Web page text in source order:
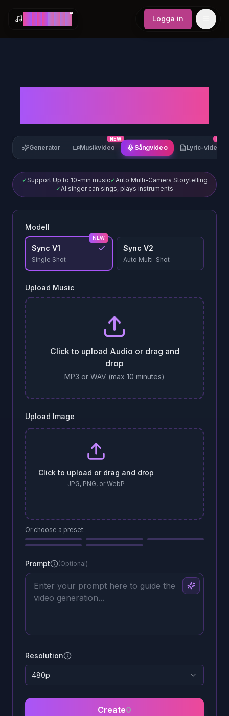
AI
Logga in
Generator Musikvideo
NEW
Sångvideo Lyric-video
NEW
✓Support Up to 10-min music✓Auto Multi-Camera Storytelling
✓AI singer can sings, plays instruments
Modell
Sync V1
Single Shot
NEW
Sync V2
Auto Multi-Shot
Upload Music
Click to upload Audio or drag and
drop
MP3 or WAV (max 10 minutes)
Upload Image
Click to upload or drag and drop
JPG, PNG, or WebP
Or choose a preset:
Prompt (Optional)
Resolution
480p
Create0